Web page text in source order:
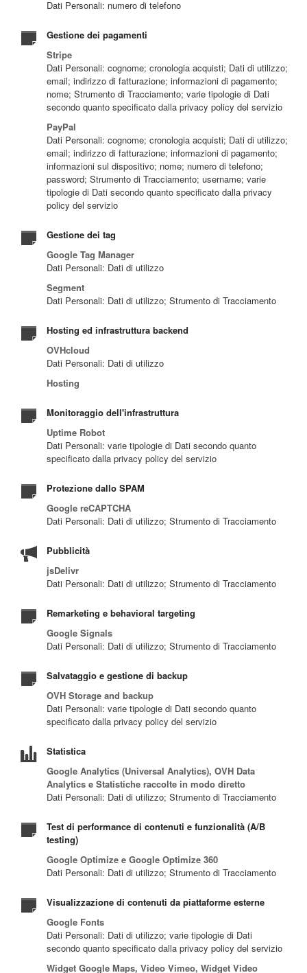
Dati Personali: numero di telefono
Gestione dei pagamenti
Stripe
Dati Personali: cognome; cronologia acquisti; Dati di utilizzo;
email; indirizzo di fatturazione; informazioni di pagamento;
nome; Strumento di Tracciamento; varie tipologie di Dati
secondo quanto specificato dalla privacy policy del servizio
PayPal
Dati Personali: cognome; cronologia acquisti; Dati di utilizzo;
email; indirizzo di fatturazione; informazioni di pagamento;
informazioni sul dispositivo; nome; numero di telefono;
password; Strumento di Tracciamento; username; varie
tipologie di Dati secondo quanto specificato dalla privacy
policy del servizio
Gestione dei tag
Google Tag Manager
Dati Personali: Dati di utilizzo
Segment
Dati Personali: Dati di utilizzo; Strumento di Tracciamento
Hosting ed infrastruttura backend
OVHcloud
Dati Personali: Dati di utilizzo
Hosting
Monitoraggio dell'infrastruttura
Uptime Robot
Dati Personali: varie tipologie di Dati secondo quanto
specificato dalla privacy policy del servizio
Protezione dallo SPAM
Google reCAPTCHA
Dati Personali: Dati di utilizzo; Strumento di Tracciamento
Pubblicità
jsDelivr
Dati Personali: Dati di utilizzo; Strumento di Tracciamento
Remarketing e behavioral targeting
Google Signals
Dati Personali: Dati di utilizzo; Strumento di Tracciamento
Salvataggio e gestione di backup
OVH Storage and backup
Dati Personali: varie tipologie di Dati secondo quanto
specificato dalla privacy policy del servizio
Statistica
Google Analytics (Universal Analytics), OVH Data
Analytics e Statistiche raccolte in modo diretto
Dati Personali: Dati di utilizzo; Strumento di Tracciamento
Test di performance di contenuti e funzionalità (A/B
testing)
Google Optimize e Google Optimize 360
Dati Personali: Dati di utilizzo; Strumento di Tracciamento
Visualizzazione di contenuti da piattaforme esterne
Google Fonts
Dati Personali: Dati di utilizzo; varie tipologie di Dati
secondo quanto specificato dalla privacy policy del servizio
Widget Google Maps, Video Vimeo, Widget Video